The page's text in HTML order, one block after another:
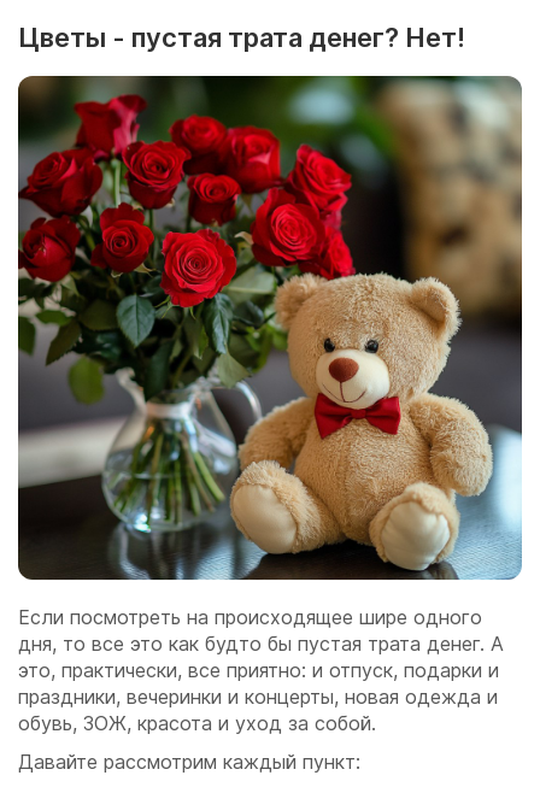
Цветы - пустая трата денег? Нет!
Если посмотреть на происходящее шире одного
дня, то все это как будто бы пустая трата денег. А
это, практически, все приятно: и отпуск, подарки и
праздники, вечеринки и концерты, новая одежда и
обувь, ЗОЖ, красота и уход за собой.
Давайте рассмотрим каждый пункт: